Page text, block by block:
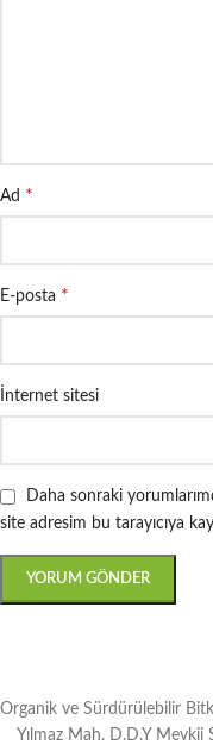
Ad *
E-posta *
İnternet sitesi
Daha sonraki
site adresim bu tarayıcıya
Organik ve Sürdürülebilir
Yılmaz Mah. D.D.Y